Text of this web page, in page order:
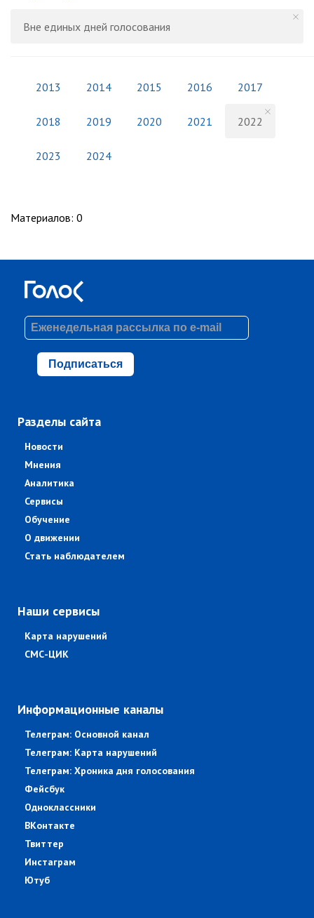
Вне единых дней голосования
2013 2014 2015 2016 2017
2018 2019 2020 2021 2022
2023 2024
Материалов: 0
Подписаться
Разделы сайта
Новости
Мнения
Аналитика
Сервисы
Обучение
О движении
Стать наблюдателем
Наши сервисы
Карта нарушений
СМС-ЦИК
Информационные каналы
Телеграм: Основной канал
Телеграм: Карта нарушений
Телеграм: Хроника дня голосования
Фейсбук
Одноклассники
ВКонтакте
Твиттер
Инстаграм
Ютуб